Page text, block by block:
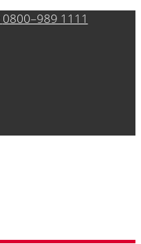
0800–989 1111